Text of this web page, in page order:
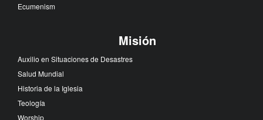
Ecumenism
Misión
Auxilio en Situaciones de Desastres
Salud Mundial
Historia de la Iglesia
Teología
Worship